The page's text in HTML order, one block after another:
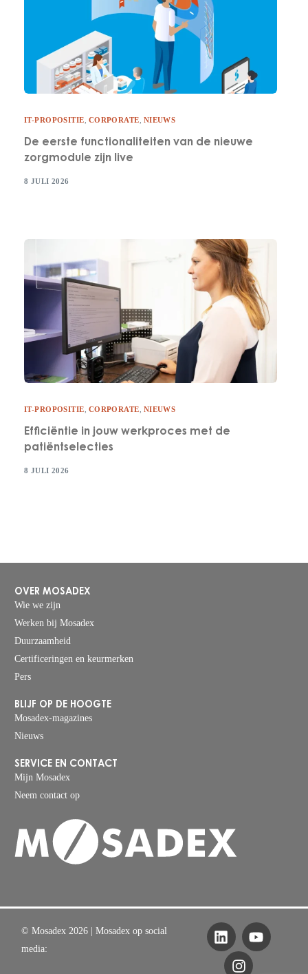
IT-PROPOSITIE CORPORATE NIEUWS
De eerste functionaliteiten van de nieuwe
zorgmodule zijn live
8 JULI 2026
IT-PROPOSITIE CORPORATE NIEUWS
Efficiëntie in jouw werkproces met de
patiëntselecties
8 JULI 2026
OVER MOSADEX
Wie we zijn
Werken bij Mosadex
Duurzaamheid
Certificeringen en keurmerken
Pers
BLIJF OP DE HOOGTE
Mosadex-magazines
Nieuws
SERVICE EN CONTACT
Mijn Mosadex
Neem contact op
© Mosadex 2026| Mosadex op social
media: